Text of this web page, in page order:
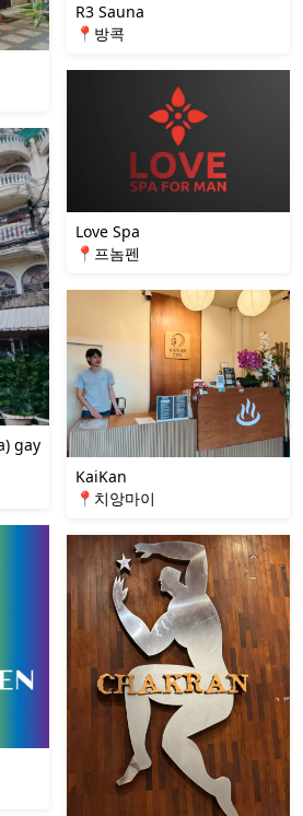
gay
R3 Sauna
📍방콕
Love Spa
📍프놈펜
KaiKan
📍치앙마이